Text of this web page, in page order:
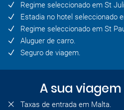
Regime seleccionado em St
Estadia no hotel seleccionado
Regime seleccionado em St
Aluguer de carro.
Seguro de viagem.
A sua
Taxas de entrada em Malta.